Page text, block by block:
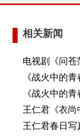
相关新闻
电视剧《问
《战火中的
《战火中的
王仁君《衣尚
王仁君春日写